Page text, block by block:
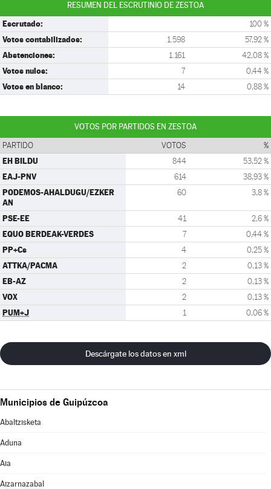
RESUMEN DEL ESCRUTINIO DE ZESTOA
Escrutado: 100 %
Votos contabilizados: 1.598 57,92 %
Abstenciones: 1.161 42,08 %
Votos nulos: 7 0,44 %
Votos en blanco: 14 0,88 %
VOTOS POR PARTIDOS EN ZESTOA
PARTIDO VOTOS %
EH BILDU 844 53,52 %
EAJ-PNV 614 38,93 %
PODEMOS-AHALDUGU/EZKER
AN
60 3,8 %
PSE-EE 41 2,6 %
EQUO BERDEAK-VERDES 7 0,44 %
PP+Cs 4 0,25 %
ATTKA/PACMA 2 0,13 %
EB-AZ 2 0,13 %
VOX 2 0,13 %
PUM+J 1 0,06 %
Descárgate los datos en xml
Municipios de Guipúzcoa
Abaltzisketa
Aduna
Aia
Aizarnazabal